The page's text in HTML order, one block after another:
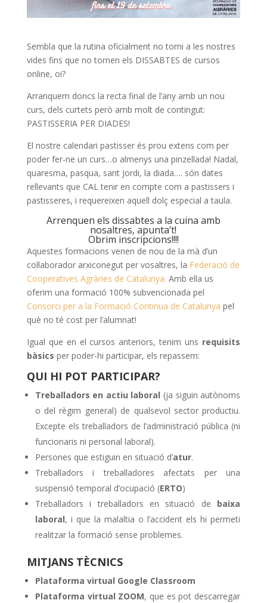
Sembla que la rutina oficialment no torni a les nostres
vides fins que no tornen els DISSABTES de cursos
online, oi?
Arranquem doncs la recta final de l’any amb un nou
curs, dels curtets però amb molt de contingut:
PASTISSERIA PER DIADES!
El nostre calendari pastisser és prou extens com per
poder fer-ne un curs…o almenys una pinzellada! Nadal,
quaresma, pasqua, sant Jordi, la diada…. són dates
rellevants que CAL tenir en compte com a pastissers i
pastisseres, i requereixen aquell dolç especial a taula.
Arrenquen els dissabtes a la cuina amb
nosaltres, apunta’t!
Obrim inscripcions!!!!
Aquestes formacions venen de nou de la mà d’un
col·laborador arxiconegut per vosaltres, la Federació de
Cooperatives Agràries de Catalunya. Amb ella us
oferim una formació 100% subvencionada pel
Consorci per a la Formació Continua de Catalunya pel
què no té cost per l’alumnat!
Igual que en el cursos anteriors, tenim uns requisits
bàsics per poder-hi participar, els repassem:
QUI HI POT PARTICIPAR?
Treballadors en actiu laboral (ja siguin autònoms
o del règim general) de qualsevol sector productiu.
Excepte els treballadors de l’administració pública (ni
funcionaris ni personal laboral).
Persones que estiguin en situació d’atur.
Treballadors i treballadores afectats per una
suspensió temporal d’ocupació (ERTO)
Treballadors i treballadors en situació de baixa
laboral, i que la malaltia o l’accident els hi permeti
realitzar la formació sense problemes.
MITJANS TÈCNICS
Plataforma virtual Google Classroom
Plataforma virtual ZOOM, que es pot descarregar